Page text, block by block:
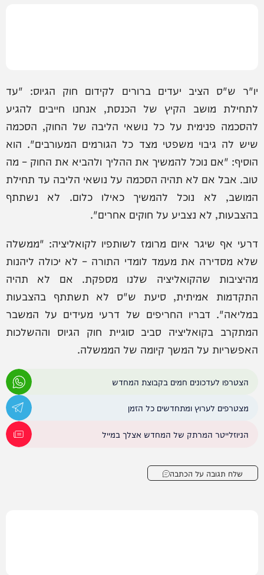
יו"ר ש"ס הציב יעדים ברורים לקידום חוק הגיוס: "עד
לתחילת מושב הקיץ של הכנסת, אנחנו חייבים להגיע
להסכמה פנימית על כל נושאי הליבה של החוק, הסכמה
שיש לה גיבוי משפטי מצד כל הגורמים המעורבים". הוא
הוסיף: "אם נוכל להמשיך את ההליך ולהביא את החוק – מה
טוב. אבל אם לא תהיה הסכמה על נושאי הליבה עד תחילת
המושב, לא נוכל להמשיך כאילו כלום. לא נשתתף
בהצבעות, לא נצביע על חוקים אחרים".
דרעי אף שיגר איום מרומז לשותפיו לקואליציה: "ממשלה
שלא מסדירה את מעמד לומדי התורה – לא יכולה ליהנות
מהיציבות שהקואליציה שלנו מספקת. אם לא תהיה
התקדמות אמיתית, סיעת ש"ס לא תשתתף בהצבעות
במליאה". דבריו החריפים של דרעי מעידים על המשבר
המתקרב בקואליציה סביב סוגיית חוק הגיוס וההשלכות
האפשריות על המשך קיומה של הממשלה.
הצטרפו לעדכונים חמים בקבוצת המחדש
מצטרפים לערוץ ומתחדשים כל הזמן
הניוזלייטר המרתק של המחדש אצלך במייל
שלח תגובה על הכתבה